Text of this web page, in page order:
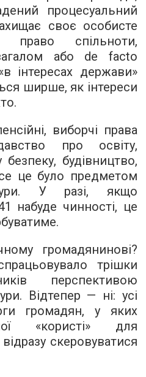
процесуальний
своє особисте
право спільноти,
або de facto
інтересах держави»
ширше, як інтереси
виборчі права
про освіту,
будівництво,
це було предметом
У разі, якщо
набуде чинності, це
громадянинові?
трішки
перспективою
Відтепер — ні: усі
громадян, у яких
«користі» для
скеровуватися